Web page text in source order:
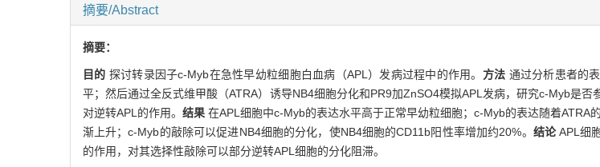
摘要/Abstract
摘要：
目的 探讨转录因子c-Myb在急性早幼粒细胞白血病（APL）发病过程中的作用。 方法 通过分析患者的
平；然后通过全反式维甲酸（ATRA）诱导NB4细胞分化和PR9加ZnSO4模拟APL发病，研究c-Myb是
对逆转APL的作用。 结果 在APL细胞中c-Myb的表达水平高于正常早幼粒细胞；c-Myb的表达随着ATRA
渐上升；c-Myb的敲除可以促进NB4细胞的分化，使NB4细胞的CD11b阳性率增加约20%。 结论APL细
的作用，对其选择性敲除可以部分逆转APL细胞的分化阻滞。